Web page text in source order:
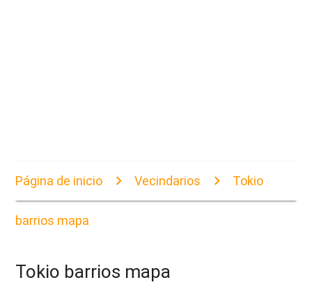
Página de inicio Vecindarios Tokio
barrios mapa
Tokio barrios mapa